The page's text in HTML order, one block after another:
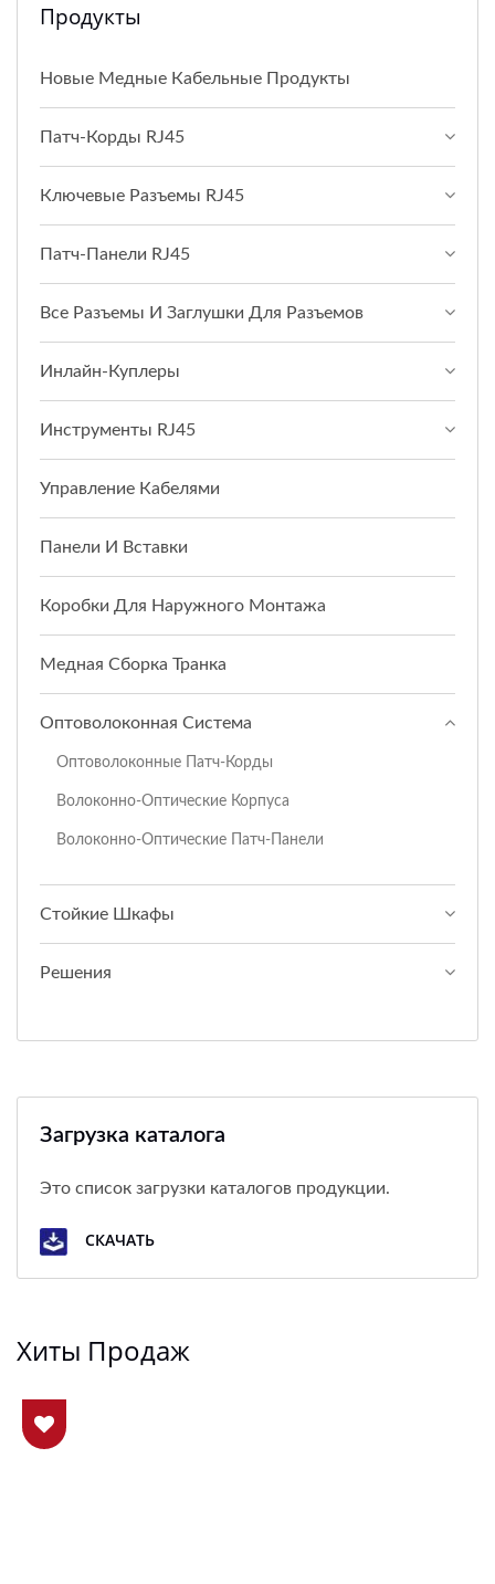
Продукты
Новые Медные Кабельные Продукты
Патч-Корды RJ45
Ключевые Разъемы RJ45
Патч-Панели RJ45
Все Разъемы И Заглушки Для Разъемов
Инлайн-Куплеры
Инструменты RJ45
Управление Кабелями
Панели И Вставки
Коробки Для Наружного Монтажа
Медная Сборка Транка
Оптоволоконная Система
Оптоволоконные Патч-Корды
Волоконно-Оптические Корпуса
Волоконно-Оптические Патч-Панели
Стойкие Шкафы
Решения
Загрузка каталога
Это список загрузки каталогов продукции.
СКАЧАТЬ
Хиты Продаж